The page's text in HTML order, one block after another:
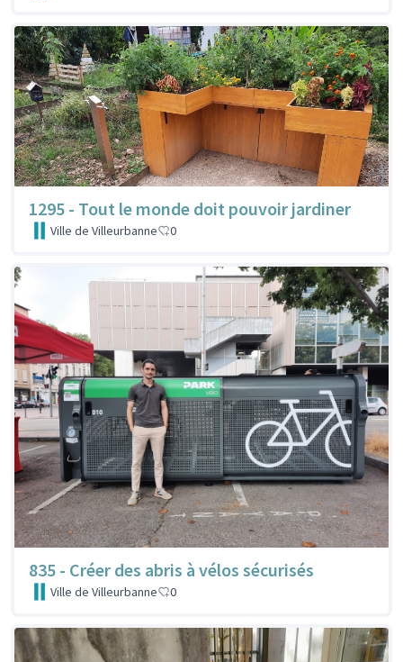
1295 - Tout le monde doit pouvoir jardiner
Ville de Villeurbanne 0
835 - Créer des abris à vélos sécurisés
Ville de Villeurbanne 0